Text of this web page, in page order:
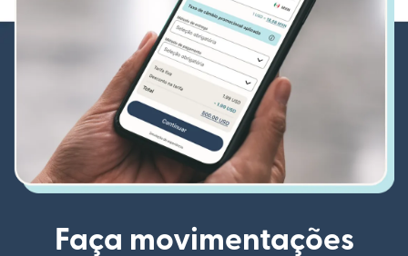
Faça movimentações